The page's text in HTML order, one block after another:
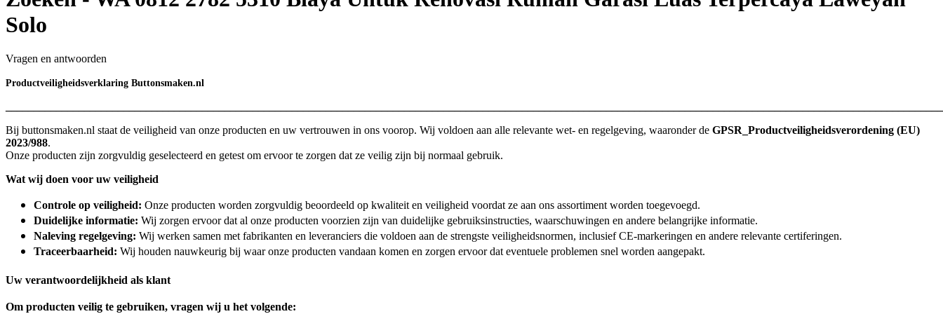
Solo
Vragen en antwoorden
Productveiligheidsverklaring Buttonsmaken.nl
Bij buttonsmaken.nl staat de veiligheid van onze producten en uw vertrouwen in ons voorop. Wij voldoen aan alle relevante wet- en regelgeving, waaronder de GPSR_Productveiligheidsverordening (EU)
2023/988.
Onze producten zijn zorgvuldig geselecteerd en getest om ervoor te zorgen dat ze veilig zijn bij normaal gebruik.
Wat wij doen voor uw veiligheid
Controle op veiligheid: Onze producten worden zorgvuldig beoordeeld op kwaliteit en veiligheid voordat ze aan ons assortiment worden toegevoegd.
Duidelijke informatie: Wij zorgen ervoor dat al onze producten voorzien zijn van duidelijke gebruiksinstructies, waarschuwingen en andere belangrijke informatie.
Naleving regelgeving: Wij werken samen met fabrikanten en leveranciers die voldoen aan de strengste veiligheidsnormen, inclusief CE-markeringen en andere relevante certiferingen.
Traceerbaarheid: Wij houden nauwkeurig bij waar onze producten vandaan komen en zorgen ervoor dat eventuele problemen snel worden aangepakt.
Uw verantwoordelijkheid als klant
Om producten veilig te gebruiken, vragen wij u het volgende: